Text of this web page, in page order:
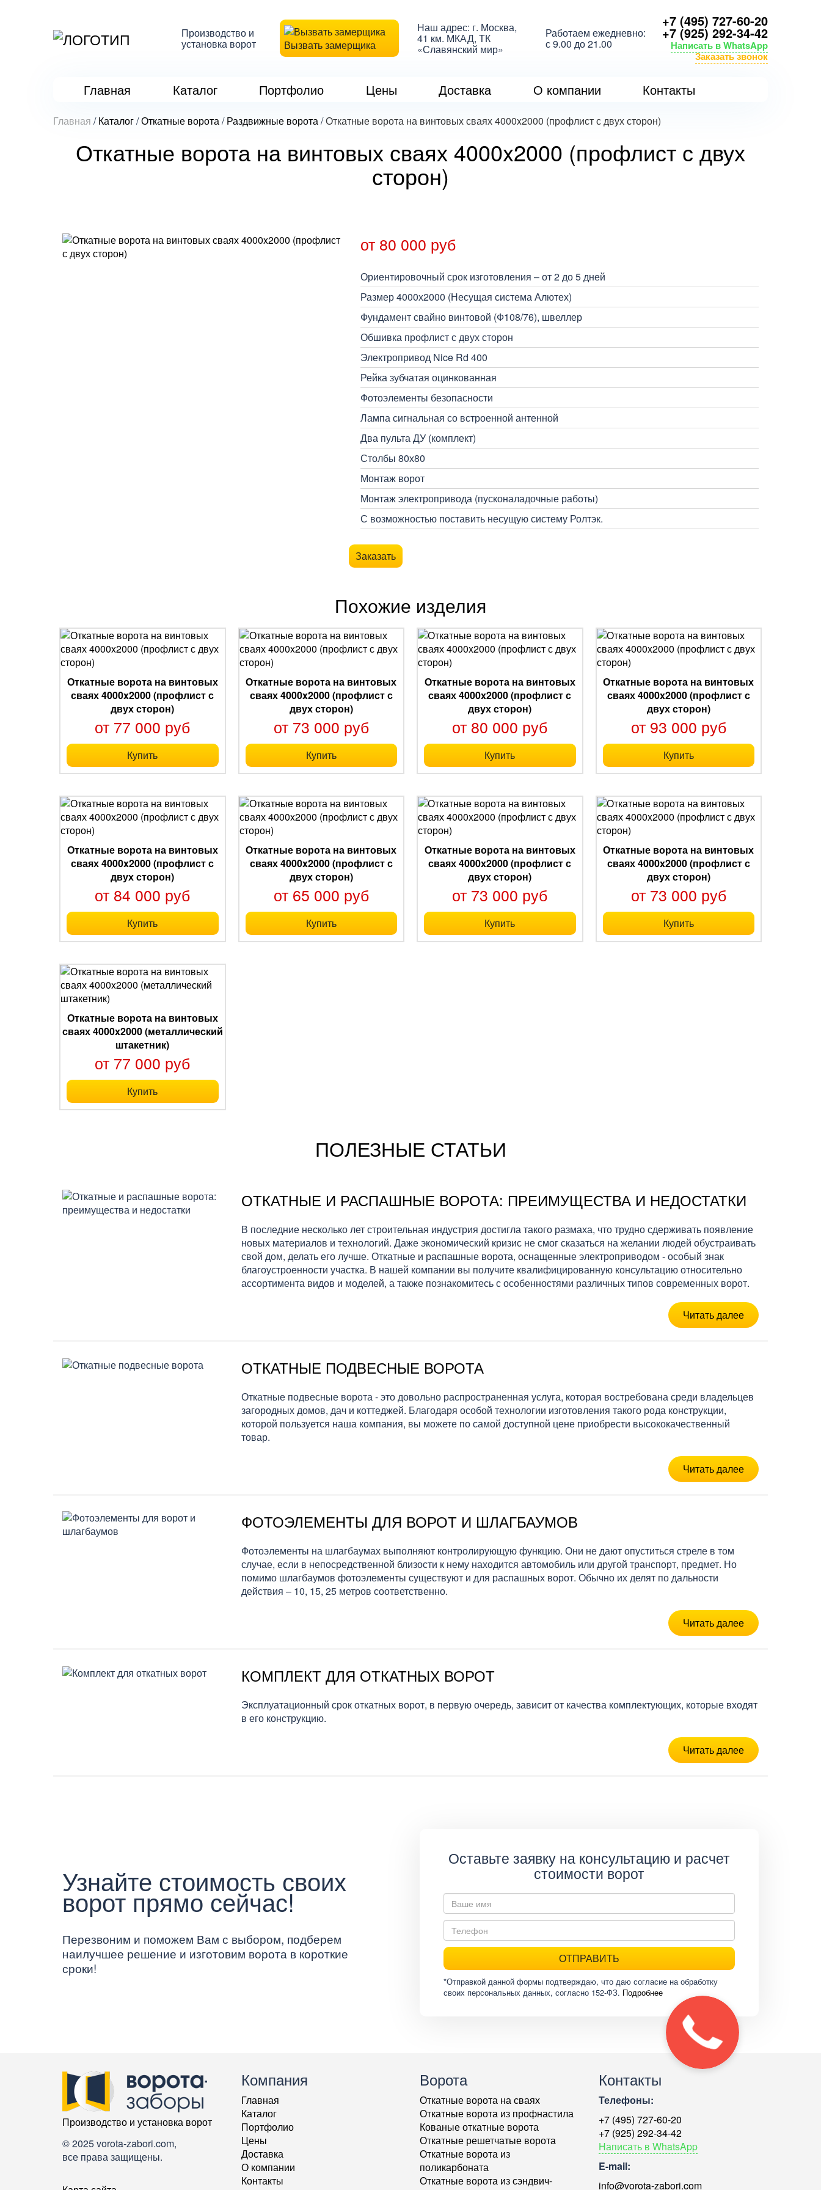
Производство и
установка ворот Вызвать замерщика
Наш адрес: г. Москва,
41 км. МКАД, ТК
«Славянский мир»
Работаем ежедневно:
с 9.00 до 21.00
+7 (495) 727-60-20
+7 (925) 292-34-42
Написать в WhatsApp
Заказать звонок
Главная Каталог Портфолио Цены Доставка О компании Контакты
Главная /Каталог/Откатные ворота/Раздвижные ворота/Откатные ворота на винтовых сваях 4000x2000 (профлист с двух сторон)
Откатные ворота на винтовых сваях 4000x2000 (профлист с двух
сторон)
от 80 000 руб
Ориентировочный срок изготовления – от 2 до 5 дней
Размер 4000х2000 (Несущая система Алютех)
Фундамент свайно винтовой (Ф108/76), швеллер
Обшивка профлист с двух сторон
Электропривод Nice Rd 400
Рейка зубчатая оцинкованная
Фотоэлементы безопасности
Лампа сигнальная со встроенной антенной
Два пульта ДУ (комплект)
Столбы 80х80
Монтаж ворот
Монтаж электропривода (пусконаладочные работы)
С возможностью поставить несущую систему Ролтэк.
Заказать
Похожие изделия
Откатные ворота на винтовых
сваях 4000x2000 (профлист с
двух сторон)
от 77 000 руб
Купить
Откатные ворота на винтовых
сваях 4000x2000 (профлист с
двух сторон)
от 73 000 руб
Купить
Откатные ворота на винтовых
сваях 4000x2000 (профлист с
двух сторон)
от 80 000 руб
Купить
Откатные ворота на винтовых
сваях 4000x2000 (профлист с
двух сторон)
от 93 000 руб
Купить
Откатные ворота на винтовых
сваях 4000x2000 (профлист с
двух сторон)
от 84 000 руб
Купить
Откатные ворота на винтовых
сваях 4000x2000 (профлист с
двух сторон)
от 65 000 руб
Купить
Откатные ворота на винтовых
сваях 4000x2000 (профлист с
двух сторон)
от 73 000 руб
Купить
Откатные ворота на винтовых
сваях 4000x2000 (профлист с
двух сторон)
от 73 000 руб
Купить
Откатные ворота на винтовых
сваях 4000x2000 (металлический
штакетник)
от 77 000 руб
Купить
ПОЛЕЗНЫЕ СТАТЬИ
ОТКАТНЫЕ И РАСПАШНЫЕ ВОРОТА: ПРЕИМУЩЕСТВА И НЕДОСТАТКИ
В последние несколько лет строительная индустрия достигла такого размаха, что трудно сдерживать появление
новых материалов и технологий. Даже экономический кризис не смог сказаться на желании людей обустраивать
свой дом, делать его лучше. Откатные и распашные ворота, оснащенные электроприводом - особый знак
благоустроенности участка. В нашей компании вы получите квалифицированную консультацию относительно
ассортимента видов и моделей, а также познакомитесь с особенностями различных типов современных ворот.
Читать далее
ОТКАТНЫЕ ПОДВЕСНЫЕ ВОРОТА
Откатные подвесные ворота - это довольно распространенная услуга, которая востребована среди владельцев
загородных домов, дач и коттеджей. Благодаря особой технологии изготовления такого рода конструкции,
которой пользуется наша компания, вы можете по самой доступной цене приобрести высококачественный
товар.
Читать далее
ФОТОЭЛЕМЕНТЫ ДЛЯ ВОРОТ И ШЛАГБАУМОВ
Фотоэлементы на шлагбаумах выполняют контролирующую функцию. Они не дают опуститься стреле в том
случае, если в непосредственной близости к нему находится автомобиль или другой транспорт, предмет. Но
помимо шлагбаумов фотоэлементы существуют и для распашных ворот. Обычно их делят по дальности
действия – 10, 15, 25 метров соответственно.
Читать далее
КОМПЛЕКТ ДЛЯ ОТКАТНЫХ ВОРОТ
Эксплуатационный срок откатных ворот, в первую очередь, зависит от качества комплектующих, которые входят
в его конструкцию.
Читать далее
Узнайте стоимость своих
ворот прямо сейчас!
Перезвоним и поможем Вам с выбором, подберем
наилучшее решение и изготовим ворота в короткие
сроки!
Оставьте заявку на консультацию и расчет
стоимости ворот
ОТПРАВИТЬ
*Отправкой данной формы подтверждаю, что даю согласие на обработку
своих персональных данных, согласно 152-ФЗ. Подробнее
Производство и установка ворот
© 2025 vorota-zabori.com,
все права защищены.
Компания
Главная
Каталог
Портфолио
Цены
Доставка
О компании
Контакты
Ворота
Откатные ворота на сваях
Откатные ворота из профнастила
Кованые откатные ворота
Откатные решетчатые ворота
Откатные ворота из
поликарбоната
Откатные ворота из сэндвич-
Контакты
Телефоны:
+7 (495) 727-60-20
+7 (925) 292-34-42
Написать в WhatsApp
E-mail:
info@vorota-zabori.com